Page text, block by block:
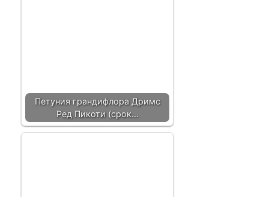
Петуния грандифлора Дримс
Ред Пикоти (срок…